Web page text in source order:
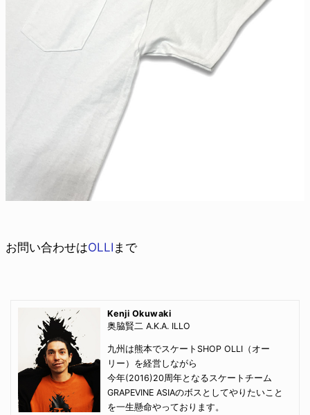
お問い合わせはOLLI まで
Kenji Okuwaki
奥脇賢二 A.K.A. ILLO
九州は熊本でスケートSHOP OLLI（オー
リー）を経営しながら
今年(2016)20周年となるスケートチーム
GRAPEVINE ASIAのボスとしてやりたいこと
を一生懸命やっております。